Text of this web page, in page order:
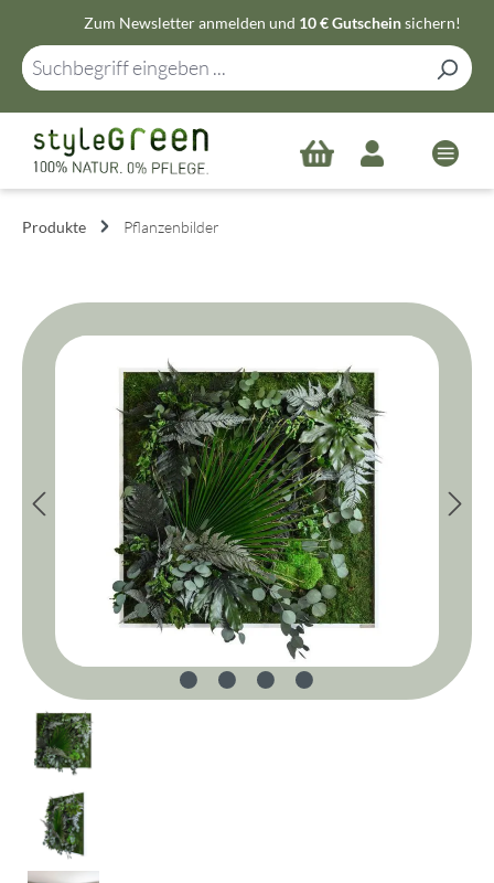
Zum Hauptinhalt springen
Zum Newsletter anmelden und 10 € Gutscheinsichern!
Produkte Pflanzenbilder
Bildergalerie überspringen